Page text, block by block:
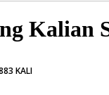
Kalian
KALI